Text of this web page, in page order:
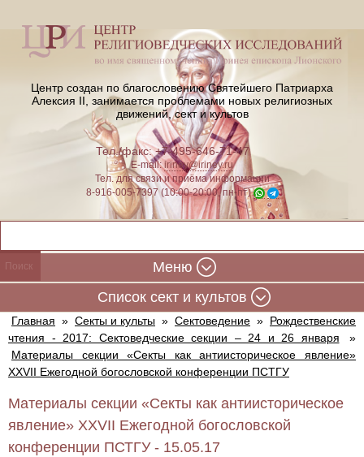
Центр создан по благословению Святейшего Патриарха
Алексия II, занимается проблемами новых религиозных
движений, сект и культов
Тел./факс: +7-495-646-71-47
E-mail:iriney@iriney.ru
Тел. для связи и приёма информации
8-916-005-7397 (10:00-20:00, пн-пт)
Меню
Cписок сект и культов
Главная » Секты и культы » Сектоведение » Рождественские
чтения - 2017: Cектоведческие секции – 24 и 26 января
»
Материалы секции «Секты как антиисторическое явление»
XXVII Ежегодной богословской конференции ПСТГУ
Материалы секции «Секты как антиисторическое
явление» XXVII Ежегодной богословской
конференции ПСТГУ - 15.05.17